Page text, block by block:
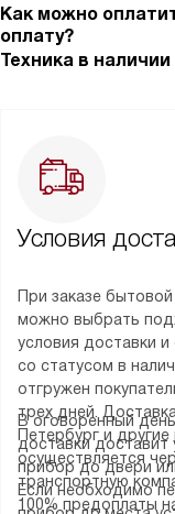
Как можно
оплату?
Техника в
Условия
При заказе
можно выбрать
условия доставки
со статусом в
отгружен
трех дней.
Петербург и другие
осуществляется
транспортную
100% предоплаты
В оговоренный
доставки доставит
прибор до двери
Если необходимо